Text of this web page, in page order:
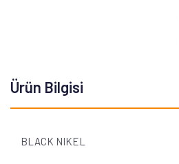
Ürün Bilgisi
BLACK NIKEL